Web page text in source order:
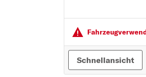
Schnellansicht